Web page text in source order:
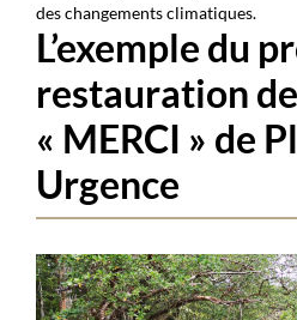
des changements climatiques.
L’exemple du
restauration
« MERCI » de
Urgence